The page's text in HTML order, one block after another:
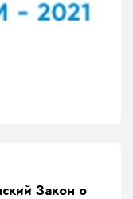
Закон о